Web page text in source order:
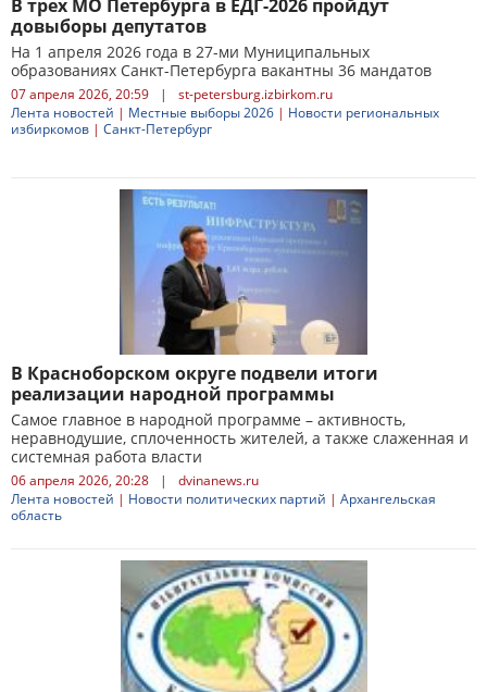
В трех МО Петербурга в ЕДГ-2026 пройдут
довыборы депутатов
На 1 апреля 2026 года в 27-ми Муниципальных
образованиях Санкт-Петербурга вакантны 36 мандатов
07 апреля 2026, 20:59 |
st-petersburg.izbirkom.ru
Лента новостей | Местные выборы 2026 | Новости региональных
избиркомов | Санкт-Петербург
В Красноборском округе подвели итоги
реализации народной программы
Самое главное в народной программе – активность,
неравнодушие, сплоченность жителей, а также слаженная и
системная работа власти
06 апреля 2026, 20:28 |
dvinanews.ru
Лента новостей | Новости политических партий | Архангельская
область